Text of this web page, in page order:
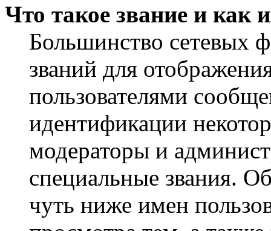
Что такое звание и как
Большинство сетевых
званий для
пользователями
идентификации
модераторы и
специальные звания.
чуть ниже имен